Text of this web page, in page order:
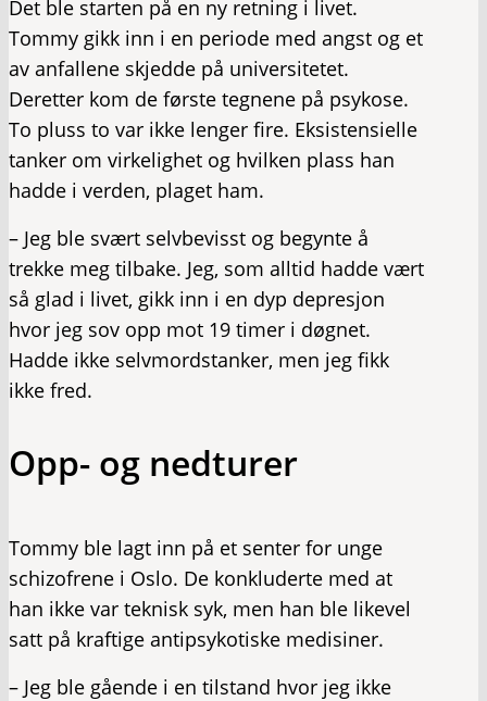
Det ble starten på en ny retning i livet.
Tommy gikk inn i en periode med angst og et
av anfallene skjedde på universitetet.
Deretter kom de første tegnene på psykose.
To pluss to var ikke lenger fire. Eksistensielle
tanker om virkelighet og hvilken plass han
hadde i verden, plaget ham.
– Jeg ble svært selvbevisst og begynte å
trekke meg tilbake. Jeg, som alltid hadde vært
så glad i livet, gikk inn i en dyp depresjon
hvor jeg sov opp mot 19 timer i døgnet.
Hadde ikke selvmordstanker, men jeg fikk
ikke fred.
Opp- og nedturer
Tommy ble lagt inn på et senter for unge
schizofrene i Oslo. De konkluderte med at
han ikke var teknisk syk, men han ble likevel
satt på kraftige antipsykotiske medisiner.
– Jeg ble gående i en tilstand hvor jeg ikke